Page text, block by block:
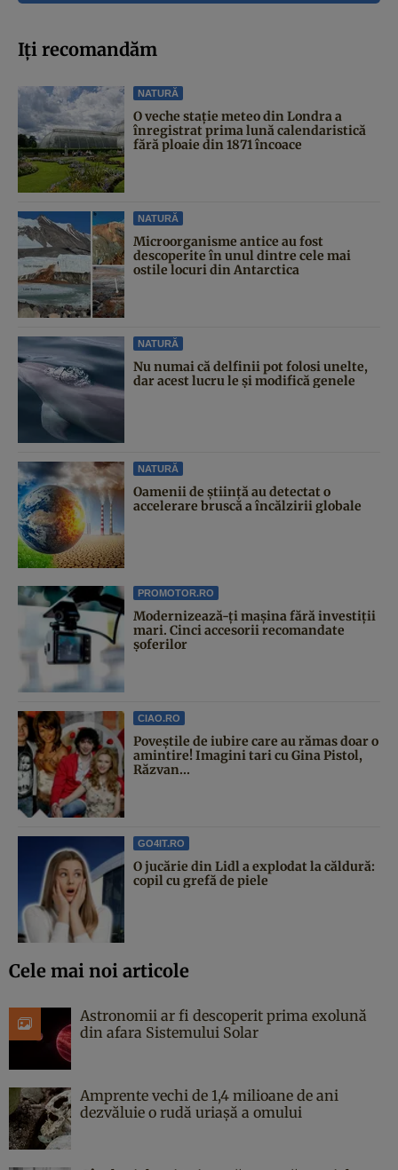
Iți recomandăm
NATURĂ
O veche stație meteo din Londra a
înregistrat prima lună calendaristică
fără ploaie din 1871 încoace
NATURĂ
Microorganisme antice au fost
descoperite în unul dintre cele mai
ostile locuri din Antarctica
NATURĂ
Nu numai că delfinii pot folosi unelte,
dar acest lucru le și modifică genele
NATURĂ
Oamenii de știință au detectat o
accelerare bruscă a încălzirii globale
PROMOTOR.RO
Modernizează-ți mașina fără investiții
mari. Cinci accesorii recomandate
șoferilor
CIAO.RO
Poveştile de iubire care au rămas doar o
amintire! Imagini tari cu Gina Pistol,
Răzvan...
GO4IT.RO
O jucărie din Lidl a explodat la căldură:
copil cu grefă de piele
Cele mai noi articole
Astronomii ar fi descoperit prima exolună
din afara Sistemului Solar
Amprente vechi de 1,4 milioane de ani
dezvăluie o rudă uriașă a omului